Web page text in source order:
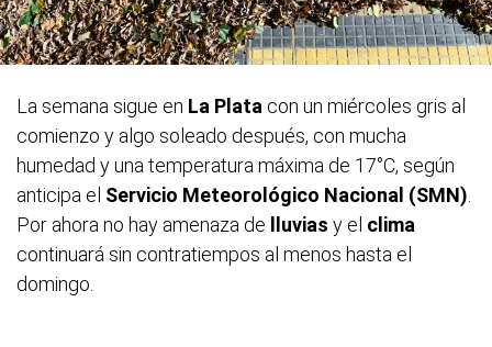
La semana sigue en La Plata con un miércoles gris al
comienzo y algo soleado después, con mucha
humedad y una temperatura máxima de 17°C, según
anticipa el Servicio Meteorológico Nacional (SMN).
Por ahora no hay amenaza de
lluvias y el clima
continuará sin contratiempos al menos hasta el
domingo.